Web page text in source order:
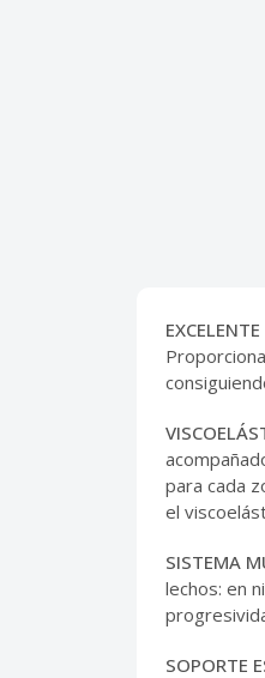
para cada
el
SISTEMA
lechos: en
SOPORTE